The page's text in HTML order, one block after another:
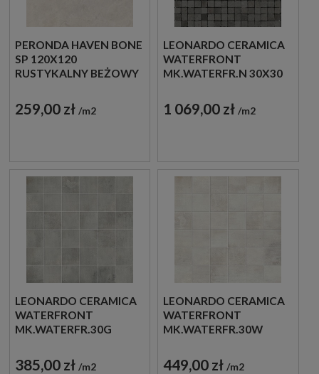
PERONDA HAVEN BONE
SP 120X120
RUSTYKALNY BEŻOWY
WIELKOFORMATOWY
259,00 zł m2
LEONARDO CERAMICA
WATERFRONT
MK.WATERFR.N 30X30
DEKORACYJNA
1 069,00 zł m2
LEONARDO CERAMICA
WATERFRONT
MK.WATERFR.30G
DEKORACYJNA
385,00 zł m2
LEONARDO CERAMICA
WATERFRONT
MK.WATERFR.30W
DEKORACYJNA
449,00 zł m2